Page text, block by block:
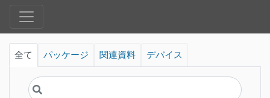
全て パッケージ 関連資料 デバイス